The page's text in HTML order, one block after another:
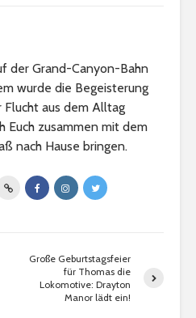
der Grand-Canyon-Bahn
wurde die Begeisterung
Flucht aus dem Alltag
Euch zusammen mit dem
nach Hause bringen.
Große Geburtstagsfeier
für Thomas die
Lokomotive: Drayton
Manor lädt ein!